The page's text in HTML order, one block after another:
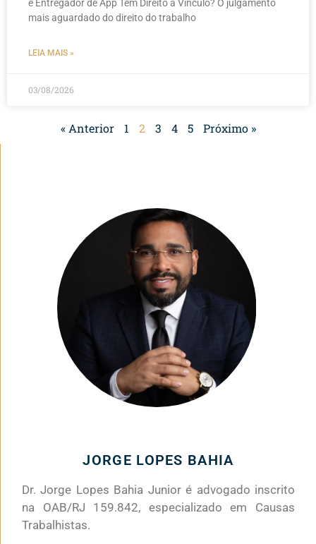
e Entregador de App Têm Direito a Vínculo? O julgamento
mais aguardado do direito do trabalho
LEIA MAIS »
03/08/2026
« Anterior 1 2 3 4 5 Próximo »
JORGE LOPES BAHIA
Dr. Jorge Lopes Bahia Junior é advogado inscrito
na OAB/RJ 159.842, especializado em Causas
Trabalhistas.